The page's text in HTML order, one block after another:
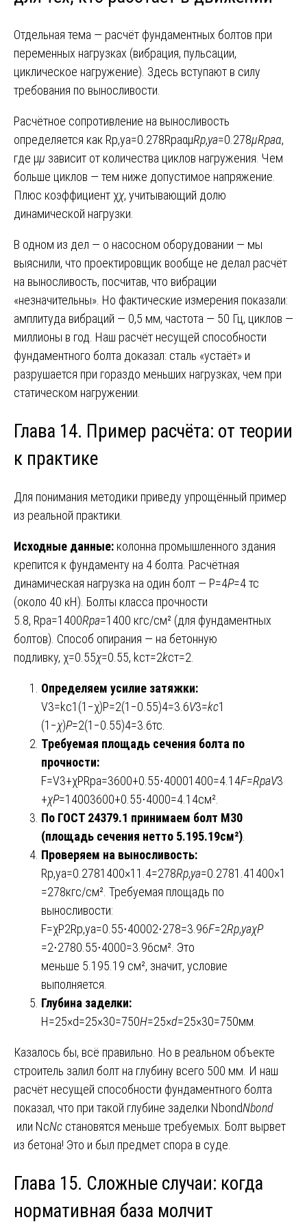
Отдельная тема — расчёт фундаментных болтов при
переменных нагрузках (вибрация, пульсации,
циклическое нагружение). Здесь вступают в силу
требования по выносливости.
Расчётное сопротивление на выносливость
определяется как Rp,ya=0.278RpaαμRp,ya​=0.278μRpaα​,
где μμ зависит от количества циклов нагружения. Чем
больше циклов — тем ниже допустимое напряжение.
Плюс коэффициент χχ, учитывающий долю
динамической нагрузки.
В одном из дел — о насосном оборудовании — мы
выяснили, что проектировщик вообще не делал расчёт
на выносливость, посчитав, что вибрации
«незначительны». Но фактические измерения показали:
амплитуда вибраций — 0,5 мм, частота — 50 Гц, циклов —
миллионы в год. Наш расчёт несущей способности
фундаментного болта доказал: сталь «устаёт» и
разрушается при гораздо меньших нагрузках, чем при
статическом нагружении.
Глава 14. Пример расчёта: от теории
к практике
Для понимания методики приведу упрощённый пример
из реальной практики.
Исходные данные: колонна промышленного здания
крепится к фундаменту на 4 болта. Расчётная
динамическая нагрузка на один болт — P=4P=4 тс
(около 40 кН). Болты класса прочности
5.8, Rpa=1400Rpa​=1400 кгс/см² (для фундаментных
болтов). Способ опирания — на бетонную
подливку, χ=0.55χ=0.55, kст=2kст​=2.
Определяем усилие затяжки:
V3=kc1(1−χ)P=2(1−0.55)4=3.6V3​=kc1​
(1−χ)P=2(1−0.55)4=3.6тс.
Требуемая площадь сечения болта по
прочности:
F=V3+χPRpa=3600+0.55⋅40001400=4.14F=RpaV3​
+χP​=14003600+0.55⋅4000​=4.14см².
По ГОСТ 24379.1 принимаем болт М30
(площадь сечения нетто 5.195.19см²).
Проверяем на выносливость:
Rp,ya=0.2781400×11.4=278Rp,ya​=0.2781.41400×1​
=278кгс/см². Требуемая площадь по
выносливости:
F=χP2Rp,ya=0.55⋅40002⋅278=3.96F=2Rp,yaχP
=2⋅2780.55⋅4000​=3.96см². Это
меньше 5.195.19 см², значит, условие
выполняется.
Глубина заделки:
H=25×d=25×30=750H=25×d=25×30=750мм.
Казалось бы, всё правильно. Но в реальном объекте
строитель залил болт на глубину всего 500 мм. И наш
расчёт несущей способности фундаментного болта
показал, что при такой глубине заделки NbondNbond
или NcNc ​ становятся меньше требуемых. Болт вырвет
из бетона! Это и был предмет спора в суде.
Глава 15. Сложные случаи: когда
нормативная база молчит